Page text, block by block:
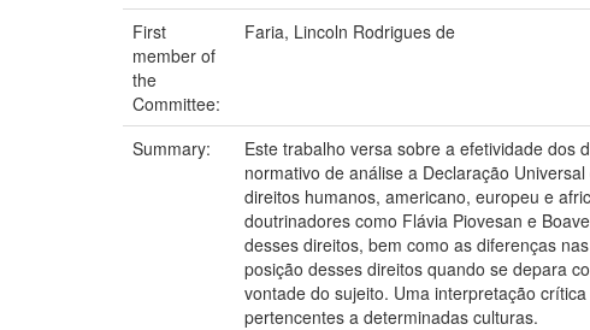
First
member of
the
Committee:
Faria, Lincoln Rodrigues de
Summary:
Este trabalho versa sobre a efetividade dos
normativo de análise a Declaração
direitos humanos, americano, europeu e
doutrinadores como Flávia Piovesan e
desses direitos, bem como as diferenças
posição desses direitos quando se depara
vontade do sujeito. Uma interpretação
pertencentes a determinadas culturas.